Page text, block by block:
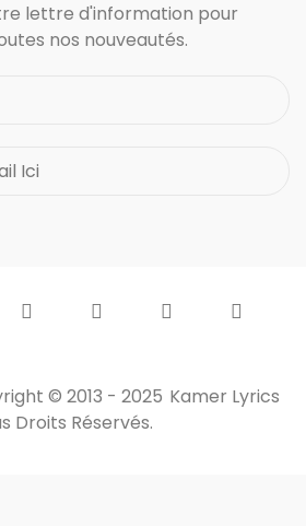
lettre d'information pour
nos nouveautés.
© 2013 - 2025 Kamer Lyrics
Droits Réservés.